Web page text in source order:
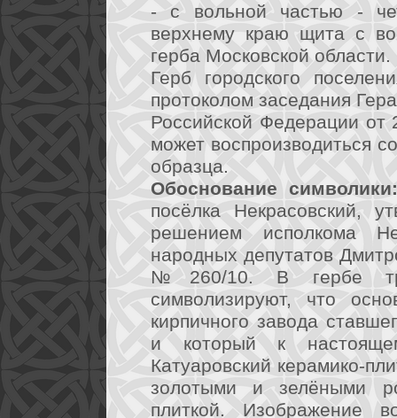
- с вольной частью -
верхнему краю щита с
герба Московской области.
Герб городского
протоколом заседания
Российской Федерации
может воспроизводиться
образца.
Обоснование символики:
посёлка Некрасовский,
решением исполкома
народных депутатов
№260/10. В гербе
символизируют, что
кирпичного завода
и который к
Катуаровский керамико-
золотыми и зелёными
плиткой. Изображение